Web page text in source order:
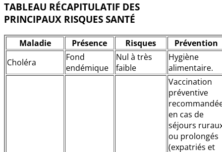
TABLEAU RÉCAPITULATIF DES
PRINCIPAUX RISQUES SANTÉ
Maladie Présence Risques
Prévention
Choléra
Fond
endémique
Nul à très
faible
Hygiène
alimentaire.
Vaccination
préventive
en cas de
séjours
ou prolongés
(expatriés et